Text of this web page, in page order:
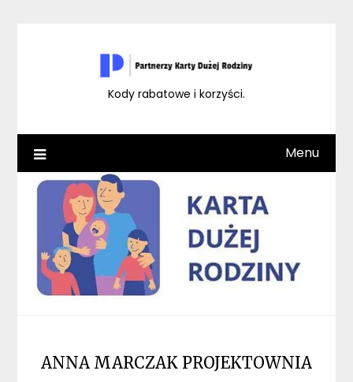
Kody rabatowe i korzyści.
Menu
ANNA MARCZAK PROJEKTOWNIA